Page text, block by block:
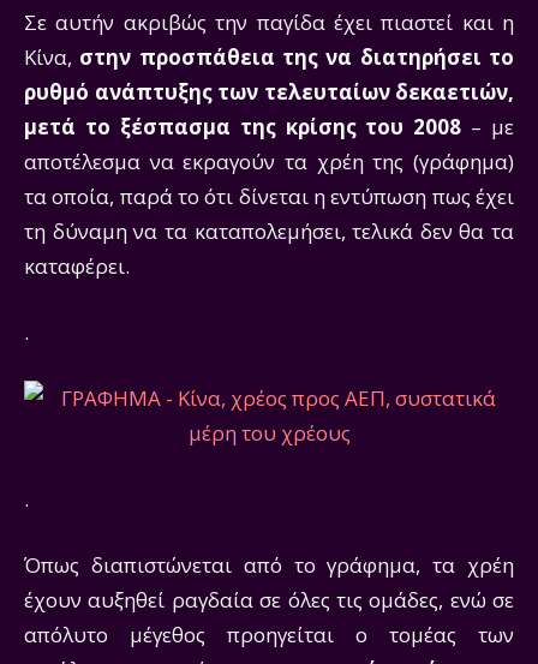
Σε αυτήν ακριβώς την παγίδα έχει πιαστεί και η
Κίνα, στην προσπάθεια της να διατηρήσει το
ρυθμό ανάπτυξης των τελευταίων δεκαετιών,
μετά το ξέσπασμα της κρίσης του 2008 – με
αποτέλεσμα να εκραγούν τα χρέη της (γράφημα)
τα οποία, παρά το ότι δίνεται η εντύπωση πως έχει
τη δύναμη να τα καταπολεμήσει, τελικά δεν θα τα
καταφέρει.
.
.
Όπως διαπιστώνεται από το γράφημα, τα χρέη
έχουν αυξηθεί ραγδαία σε όλες τις ομάδες, ενώ σε
απόλυτο μέγεθος προηγείται ο τομέας των